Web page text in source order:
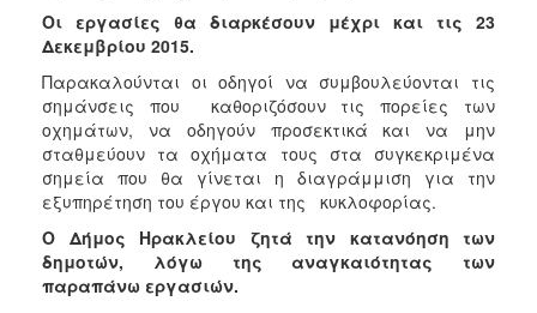
ΔΗΜΟΤΗΣ
ΗΡΑΚΛΕΙΟ
Οι εργασίες θα διαρκέσουν μέχρι και τις 23
Δεκεμβρίου 2015.
Παρακαλούνται οι οδηγοί να συμβουλεύονται τις
σημάνσεις που καθοριζόσουν τις πορείες των
οχημάτων, να οδηγούν προσεκτικά και να μην
σταθμεύουν τα οχήματα τους στα συγκεκριμένα
σημεία που θα γίνεται η διαγράμμιση για την
εξυπηρέτηση του έργου και της κυκλοφορίας.
Ο Δήμος Ηρακλείου ζητά την κατανόηση των
δημοτών, λόγω της αναγκαιότητας των
παραπάνω εργασιών.